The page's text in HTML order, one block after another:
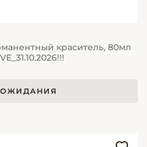
краситель, 80мл
ОЖИДАНИЯ